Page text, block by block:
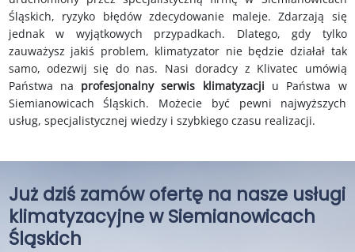
Śląskich, ryzyko błędów zdecydowanie maleje. Zdarzają się
jednak w wyjątkowych przypadkach. Dlatego, gdy tylko
zauważysz jakiś problem, klimatyzator nie będzie działał tak
samo, odezwij się do nas. Nasi doradcy z Klivatec umówią
Państwa na profesjonalny serwis klimatyzacji u Państwa w
Siemianowicach Śląskich. Możecie być pewni najwyższych
usług, specjalistycznej wiedzy i szybkiego czasu realizacji.
Już dziś zamów ofertę na nasze usługi
klimatyzacyjne w Siemianowicach
Śląskich